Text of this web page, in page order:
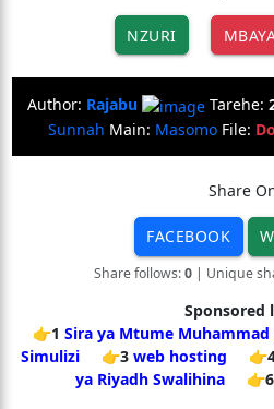
NZURI
Author: Rajabu Tarehe:
Sunnah Main: MasomoFile:
Share
FACEBOOK
Share follows:0| Unique
Sponsored
👉1 Sira ya Mtume Muhammad
Simulizi
👉3 web hosting
ya Riyadh Swalihina
👉6